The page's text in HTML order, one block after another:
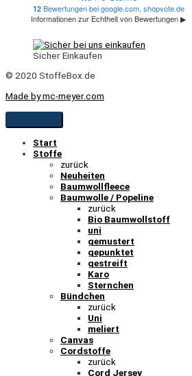
Sicher Einkaufen
© 2020 StoffeBox.de
Made by mc-meyer.com
Start
Stoffe
zurück
Neuheiten
Baumwollfleece
Baumwolle / Popeline
zurück
Bio Baumwollstoff
uni
gemustert
gepunktet
gestreift
Karo
Sternchen
Bündchen
zurück
Uni
meliert
Canvas
Cordstoffe
zurück
Cord Jersey